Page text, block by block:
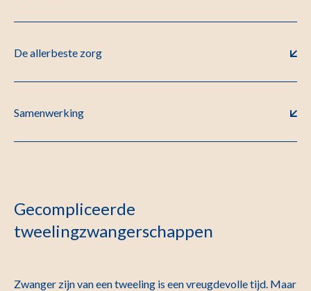
De allerbeste zorg
Samenwerking
Gecompliceerde
tweelingzwangerschappen
Zwanger zijn van een tweeling is een vreugdevolle tijd. Maar